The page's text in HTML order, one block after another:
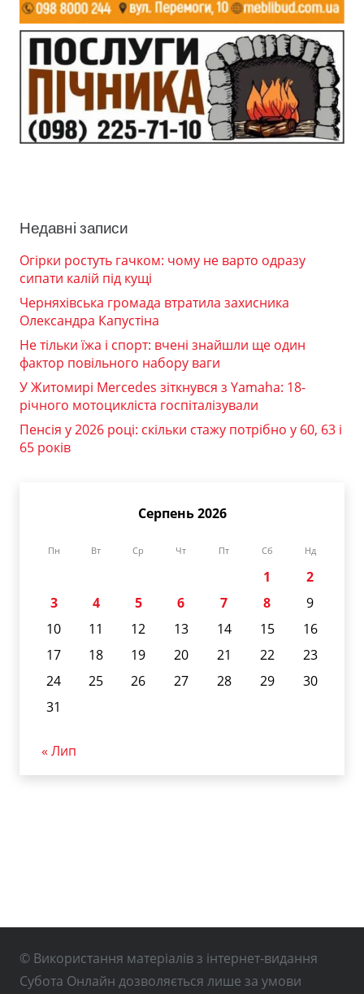
Недавні записи
Огірки ростуть гачком: чому не варто одразу
сипати калій під кущі
Черняхівська громада втратила захисника
Олександра Капустіна
Не тільки їжа і спорт: вчені знайшли ще один
фактор повільного набору ваги
У Житомирі Mercedes зіткнувся з Yamaha: 18-
річного мотоцикліста госпіталізували
Пенсія у 2026 році: скільки стажу потрібно у 60, 63 і
65 років
Серпень 2026
Пн Вт Ср Чт Пт Сб Нд
1
2
3
4 5 6 7 8
9
10
11 12 13 14 15
16
17
18 19 20 21 22
23
24
25 26 27 28 29
30
31
« Лип
© Використання матеріалів з інтернет-видання
Субота Онлайн дозволяється лише за умови